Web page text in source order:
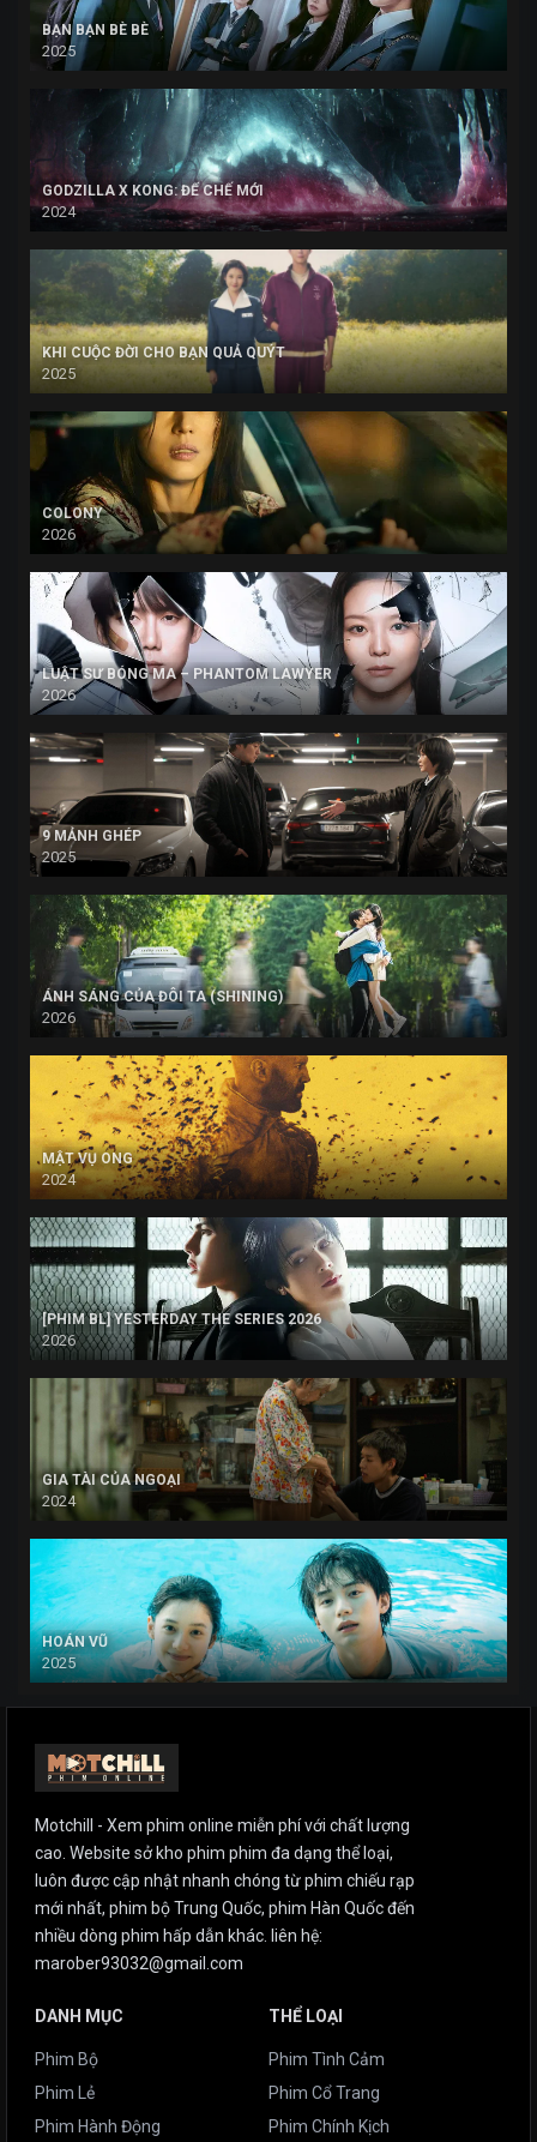
BẠN BẠN BÈ BÈ
2025
GODZILLA X KONG: ĐẾ CHẾ MỚI
2024
KHI CUỘC ĐỜI CHO BẠN QUẢ QUÝT
2025
COLONY
2026
LUẬT SƯ BÓNG MA – PHANTOM LAWYER
2026
9 MẢNH GHÉP
2025
ÁNH SÁNG CỦA ĐÔI TA (SHINING)
2026
MẬT VỤ ONG
2024
[PHIM BL] YESTERDAY THE SERIES 2026
2026
GIA TÀI CỦA NGOẠI
2024
HOÁN VŨ
2025
Motchill - Xem phim online miễn phí với chất lượng
cao. Website sở kho phim phim đa dạng thể loại,
luôn được cập nhật nhanh chóng từ phim chiếu rạp
mới nhất, phim bộ Trung Quốc, phim Hàn Quốc đến
nhiều dòng phim hấp dẫn khác. liên hệ:
marober93032@gmail.com
DANH MỤC
Phim Bộ
Phim Lẻ
Phim Hành Động
THỂ LOẠI
Phim Tình Cảm
Phim Cổ Trang
Phim Chính Kịch